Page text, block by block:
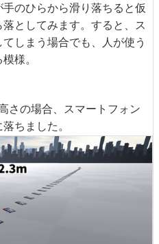
のひらから滑り落ちると仮
としてみます。すると、ス
しまう場合でも、人が使う
様。
さの場合、スマートフォン
ちました。